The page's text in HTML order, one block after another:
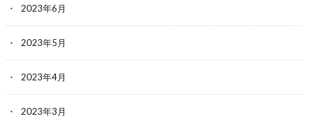
2023年6月
2023年5月
2023年4月
2023年3月